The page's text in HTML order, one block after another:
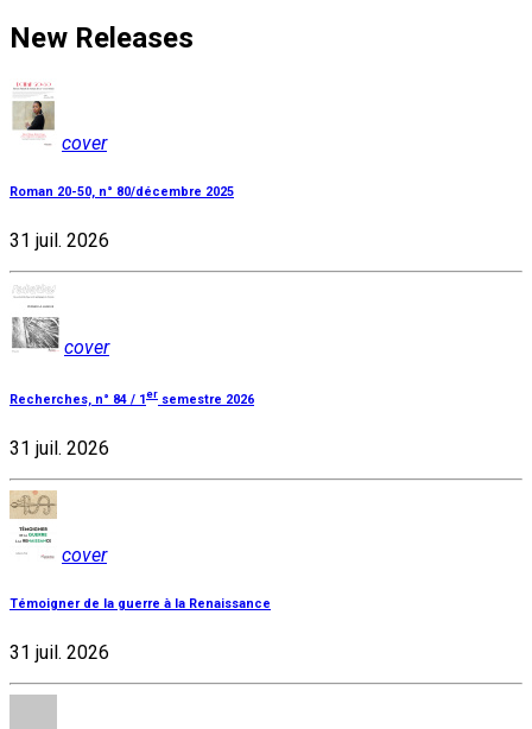
New Releases
cover
Roman 20-50, n° 80/décembre 2025
31 juil. 2026
cover
Recherches, n° 84 / 1er semestre 2026
31 juil. 2026
cover
Témoigner de la guerre à la Renaissance
31 juil. 2026